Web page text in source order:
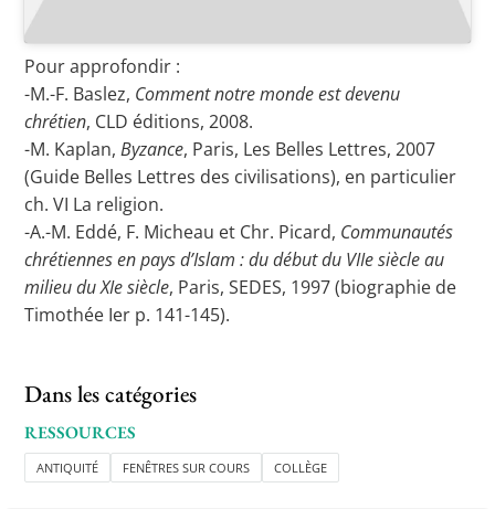
Pour approfondir :
-M.-F. Baslez, Comment notre monde est devenu
chrétien, CLD éditions, 2008.
-M. Kaplan,Byzance, Paris, Les Belles Lettres, 2007
(Guide Belles Lettres des civilisations), en particulier
ch. VI La religion.
-A.-M. Eddé, F. Micheau et Chr. Picard, Communautés
chrétiennes en pays d’Islam : du début du VIIe siècle au
milieu du XIe siècle, Paris, SEDES, 1997 (biographie de
Timothée Ier p. 141-145).
Dans les catégories
RESSOURCES
ANTIQUITÉ FENÊTRES SUR COURS COLLÈGE